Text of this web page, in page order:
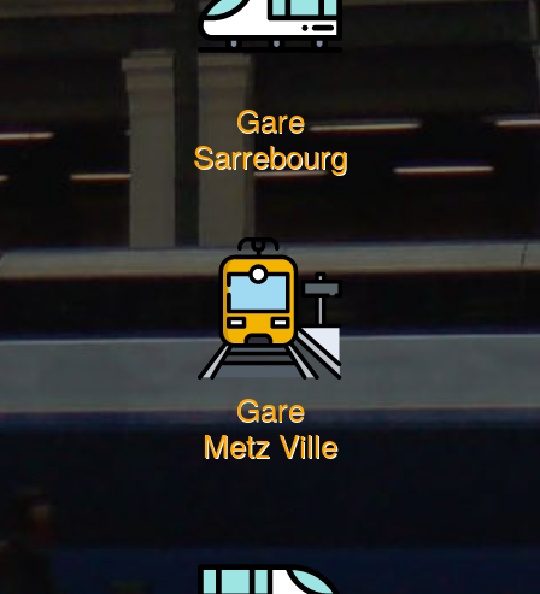
Gare
Sarrebourg
Gare
Metz Ville